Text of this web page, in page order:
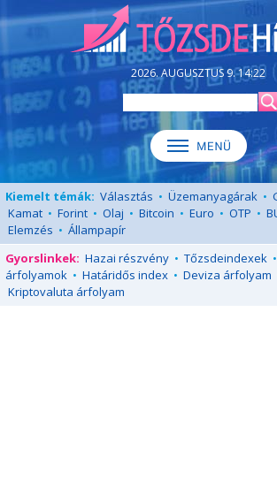
2026. AUGUSZTUS 9. 14:22
Kiemelt témák: Választás • Üzemanyagárak •
Kamat • Forint • Olaj • Bitcoin • Euro • OTP •
Elemzés • Állampapír
Gyorslinkek: Hazai részvény • Tőzsdeindexek •
árfolyamok • Határidős index • Deviza árfolyam
Kriptovaluta árfolyam